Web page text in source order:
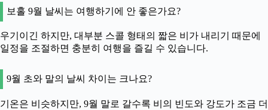
보홀 9월 날씨는 여행하기에 안 좋은가요?
우기이긴 하지만, 대부분 스콜 형태의 짧은 비가 내리기 때문에
일정을 조절하면 충분히 여행을 즐길 수 있습니다.
9월 초와 말의 날씨 차이는 크나요?
기온은 비슷하지만, 9월 말로 갈수록 비의 빈도와 강도가 조금 더